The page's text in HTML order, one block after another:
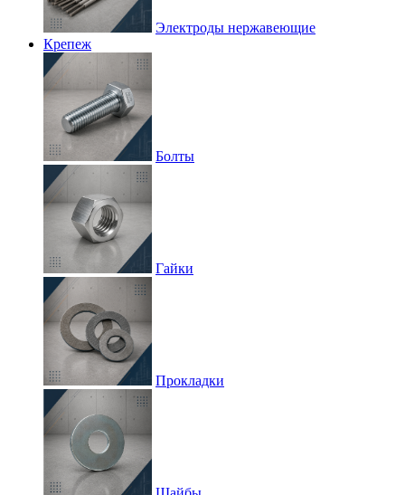
Электроды нержавеющие
Крепеж
Болты
Гайки
Прокладки